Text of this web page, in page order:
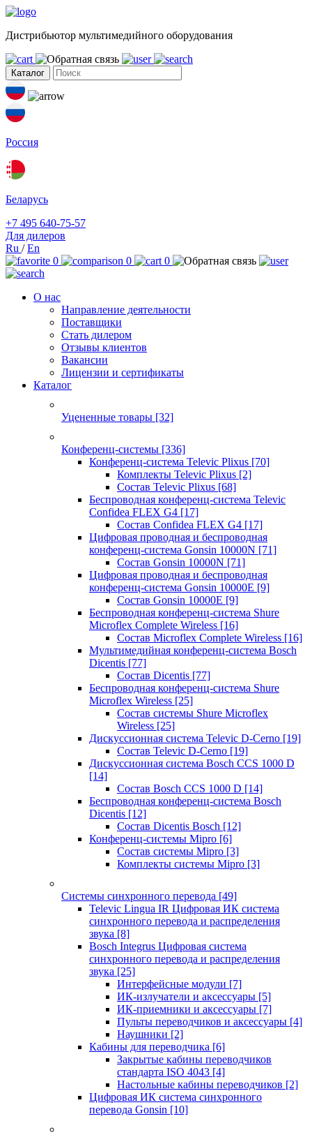
Дистрибьютор мультимедийного оборудования
Каталог
Россия
Беларусь
+7 495 640-75-57
Для дилеров
Ru /En
0
0 0
О нас
Направление деятельности
Поставщики
Стать дилером
Отзывы клиентов
Вакансии
Лицензии и сертификаты
Каталог
Уцененные товары [32]
Конференц-системы [336]
Конференц-система Televic Plixus [70]
Комплекты Televic Plixus [2]
Состав Televic Plixus [68]
Беспроводная конференц-система Televic
Confidea FLEX G4 [17]
Состав Confidea FLEX G4 [17]
Цифровая проводная и беспроводная
конференц-система Gonsin 10000N [71]
Состав Gonsin 10000N [71]
Цифровая проводная и беспроводная
конференц-система Gonsin 10000E [9]
Состав Gonsin 10000E [9]
Беспроводная конференц-система Shure
Microflex Complete Wireless [16]
Состав Microflex Complete Wireless [16]
Мультимедийная конференц-система Bosch
Dicentis [77]
Состав Dicentis [77]
Беспроводная конференц-система Shure
Microflex Wireless [25]
Состав системы Shure Microflex
Wireless [25]
Дискуссионная система Televic D-Cerno [19]
Состав Televic D-Cerno [19]
Дискуссионная система Bosch CCS 1000 D
[14]
Состав Bosch CCS 1000 D [14]
Беспроводная конференц-система Bosch
Dicentis [12]
Состав Dicentis Bosch [12]
Конференц-системы Mipro [6]
Состав системы Mipro [3]
Комплекты системы Mipro [3]
Системы синхронного перевода [49]
Televic Lingua IR Цифровая ИК система
синхронного перевода и распределения
звука [8]
Bosch Integrus Цифровая система
синхронного перевода и распределения
звука [25]
Интерфейсные модули [7]
ИК-излучатели и аксессуары [5]
ИК-приемники и аксессуары [7]
Пульты переводчиков и аксессуары [4]
Наушники [2]
Кабины для переводчика [6]
Закрытые кабины переводчиков
стандарта ISO 4043 [4]
Настольные кабины переводчиков [2]
Цифровая ИК система синхронного
перевода Gonsin [10]